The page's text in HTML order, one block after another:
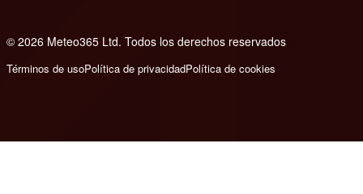
© 2026 Meteo365 Ltd. Todos los derechos reservados
Términos de usoPolítica de privacidadPolítica de cookies